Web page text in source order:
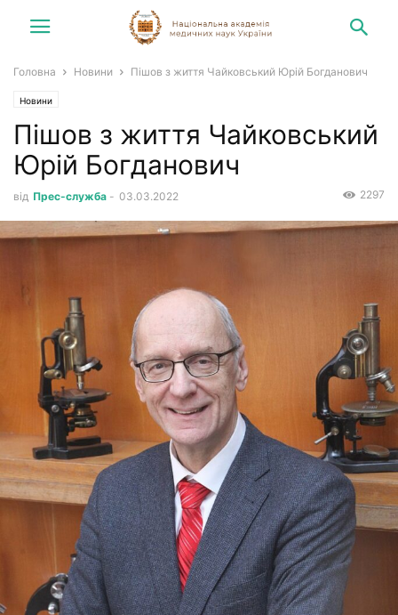
Головна Новини Пішов з життя Чайковський Юрій Богданович
Новини
Пішов з життя Чайковський
Юрій Богданович
від Прес-служба - 03.03.2022 2297